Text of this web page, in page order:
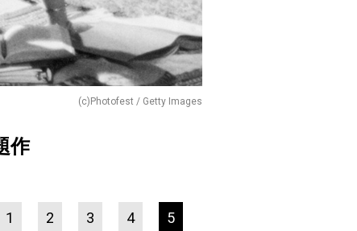
(c)Photofest / Getty Images
作
1 2 3 4 5